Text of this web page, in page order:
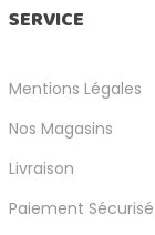
SERVICE
Mentions Légales
Nos Magasins
Livraison
Paiement Sécurisé